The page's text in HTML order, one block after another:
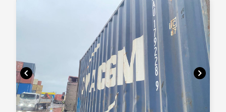
chevron_left chevron_right